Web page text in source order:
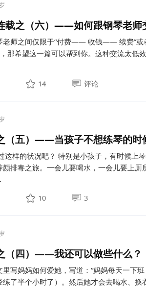
载之（六）——如何跟钢琴老师
老师之间仅限于“付费—— 收钱—— 续费
那希望这一篇可以帮到你。这种交流太低
14 评论
（五）——当孩子不想练琴的时
这样的状况吧？ 特别是小孩子，有时候上
排毒之旅。一会儿要喝水，一会儿要上
10 3
（四）——我还可以做些什么？
写妈妈如何爱她，写道：“妈妈每天一下
了半个小时了）。然后她才会去喝水、换